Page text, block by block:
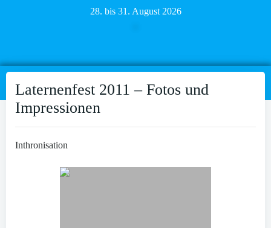
28. bis 31. August 2026
Laternenfest 2011 – Fotos und
Impressionen
Inthronisation